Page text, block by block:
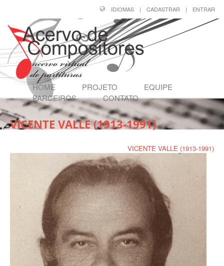
IDIOMAS | CADASTRAR | ENTRAR
HOME PROJETO
EQUIPE
PARCEIROS
CONTATO
VICENTE VALLE (1913-1991)
VICENTE VALLE (1913-1991)